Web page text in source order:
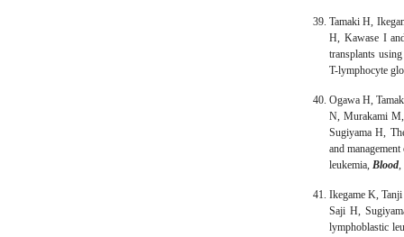
Tamaki H,
H, Kawase I
transplants
T-lymphocyte
Ogawa H,
N, Murakami
Sugiyama H,
and
leukemia, Blood
Ikegame K,
Saji H,
lymphoblastic